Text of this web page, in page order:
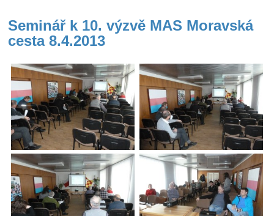
Seminář k 10. výzvě MAS Moravská
cesta 8.4.2013